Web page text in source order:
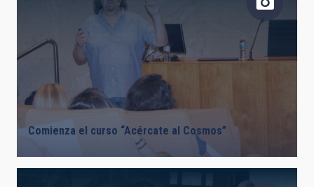
Comienza el curso “Acércate al Cosmos”